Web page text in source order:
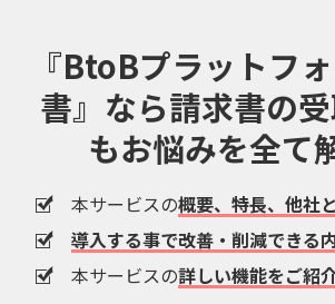
『BtoBプラットフ
書』なら請求書の
もお悩みを全て
本サービスの概要、特長、他社
導入する事で改善・削減できる
本サービスの詳しい機能をご紹